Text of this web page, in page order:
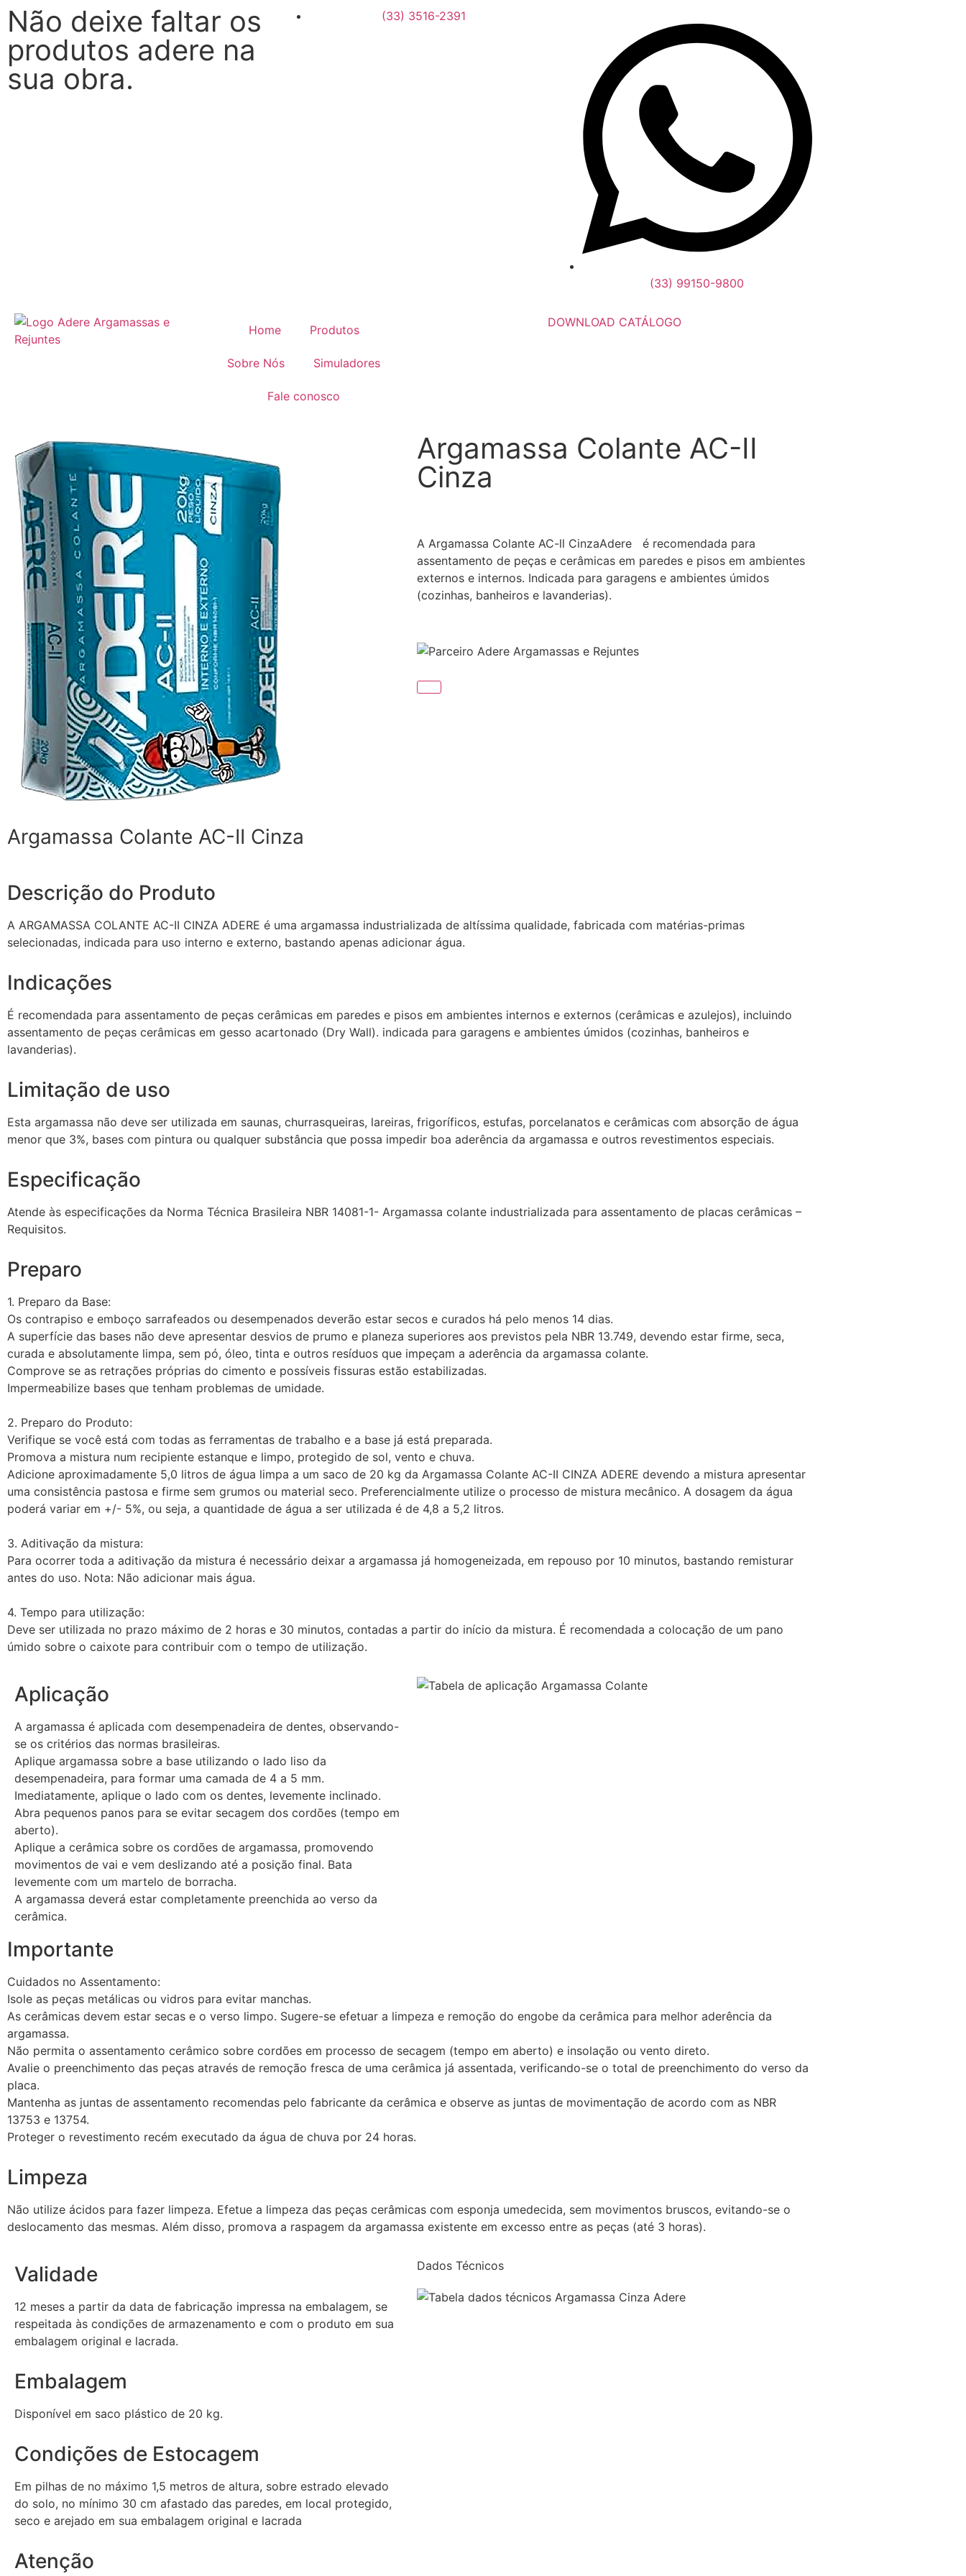
Não deixe faltar os
produtos adere na
sua obra.
(33) 3516-2391
(33) 99150-9800
Home Produtos
Sobre Nós Simuladores
Fale conosco
DOWNLOAD CATÁLOGO
Argamassa Colante AC-II
Cinza
A Argamassa Colante AC-ll CinzaAdere é recomendada para
assentamento de peças e cerâmicas em paredes e pisos em ambientes
externos e internos. Indicada para garagens e ambientes úmidos
(cozinhas, banheiros e lavanderias).
Argamassa Colante AC-II Cinza
Descrição do Produto
A ARGAMASSA COLANTE AC-II CINZA ADERE é uma argamassa industrializada de altíssima qualidade, fabricada com matérias-primas
selecionadas, indicada para uso interno e externo, bastando apenas adicionar água.
Indicações
É recomendada para assentamento de peças cerâmicas em paredes e pisos em ambientes internos e externos (cerâmicas e azulejos), incluindo
assentamento de peças cerâmicas em gesso acartonado (Dry Wall). indicada para garagens e ambientes úmidos (cozinhas, banheiros e
lavanderias).
Limitação de uso
Esta argamassa não deve ser utilizada em saunas, churrasqueiras, lareiras, frigoríficos, estufas, porcelanatos e cerâmicas com absorção de água
menor que 3%, bases com pintura ou qualquer substância que possa impedir boa aderência da argamassa e outros revestimentos especiais.
Especificação
Atende às especificações da Norma Técnica Brasileira NBR 14081-1- Argamassa colante industrializada para assentamento de placas cerâmicas –
Requisitos.
Preparo
1. Preparo da Base:
Os contrapiso e emboço sarrafeados ou desempenados deverão estar secos e curados há pelo menos 14 dias.
A superfície das bases não deve apresentar desvios de prumo e planeza superiores aos previstos pela NBR 13.749, devendo estar firme, seca,
curada e absolutamente limpa, sem pó, óleo, tinta e outros resíduos que impeçam a aderência da argamassa colante.
Comprove se as retrações próprias do cimento e possíveis fissuras estão estabilizadas.
Impermeabilize bases que tenham problemas de umidade.
2. Preparo do Produto:
Verifique se você está com todas as ferramentas de trabalho e a base já está preparada.
Promova a mistura num recipiente estanque e limpo, protegido de sol, vento e chuva.
Adicione aproximadamente 5,0 litros de água limpa a um saco de 20 kg da Argamassa Colante AC-II CINZA ADERE devendo a mistura apresentar
uma consistência pastosa e firme sem grumos ou material seco. Preferencialmente utilize o processo de mistura mecânico. A dosagem da água
poderá variar em +/- 5%, ou seja, a quantidade de água a ser utilizada é de 4,8 a 5,2 litros.
3. Aditivação da mistura:
Para ocorrer toda a aditivação da mistura é necessário deixar a argamassa já homogeneizada, em repouso por 10 minutos, bastando remisturar
antes do uso. Nota: Não adicionar mais água.
4. Tempo para utilização:
Deve ser utilizada no prazo máximo de 2 horas e 30 minutos, contadas a partir do início da mistura. É recomendada a colocação de um pano
úmido sobre o caixote para contribuir com o tempo de utilização.
Aplicação
A argamassa é aplicada com desempenadeira de dentes, observando-
se os critérios das normas brasileiras.
Aplique argamassa sobre a base utilizando o lado liso da
desempenadeira, para formar uma camada de 4 a 5 mm.
Imediatamente, aplique o lado com os dentes, levemente inclinado.
Abra pequenos panos para se evitar secagem dos cordões (tempo em
aberto).
Aplique a cerâmica sobre os cordões de argamassa, promovendo
movimentos de vai e vem deslizando até a posição final. Bata
levemente com um martelo de borracha.
A argamassa deverá estar completamente preenchida ao verso da
cerâmica.
Importante
Cuidados no Assentamento:
Isole as peças metálicas ou vidros para evitar manchas.
As cerâmicas devem estar secas e o verso limpo. Sugere-se efetuar a limpeza e remoção do engobe da cerâmica para melhor aderência da
argamassa.
Não permita o assentamento cerâmico sobre cordões em processo de secagem (tempo em aberto) e insolação ou vento direto.
Avalie o preenchimento das peças através de remoção fresca de uma cerâmica já assentada, verificando-se o total de preenchimento do verso da
placa.
Mantenha as juntas de assentamento recomendas pelo fabricante da cerâmica e observe as juntas de movimentação de acordo com as NBR
13753 e 13754.
Proteger o revestimento recém executado da água de chuva por 24 horas.
Limpeza
Não utilize ácidos para fazer limpeza. Efetue a limpeza das peças cerâmicas com esponja umedecida, sem movimentos bruscos, evitando-se o
deslocamento das mesmas. Além disso, promova a raspagem da argamassa existente em excesso entre as peças (até 3 horas).
Validade
12 meses a partir da data de fabricação impressa na embalagem, se
respeitada às condições de armazenamento e com o produto em sua
embalagem original e lacrada.
Embalagem
Disponível em saco plástico de 20 kg.
Condições de Estocagem
Em pilhas de no máximo 1,5 metros de altura, sobre estrado elevado
do solo, no mínimo 30 cm afastado das paredes, em local protegido,
seco e arejado em sua embalagem original e lacrada
Atenção
Dados Técnicos